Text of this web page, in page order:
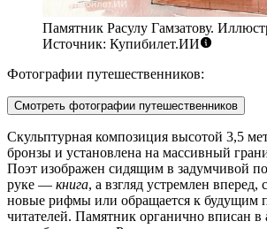
Памятник Расулу Гамзатову.
Источник: Купибилет.ИИ
Фотографии путешественников:
Смотреть фотографии путешественников
Скульптурная композиция высотой 3,5
бронзы и установлена на массивный
Поэт изображен сидящим в задумчивой
руке — книга, а взгляд устремлен
новые рифмы или обращается к будущим
читателей. Памятник органично вписан в